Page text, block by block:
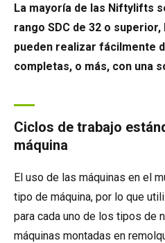
La mayoría de las Niftylifts
rango SDC de 32 o
pueden realizar fácilmente
completas, o más, con una
Ciclos de trabajo
máquina
El uso de las máquinas en el
tipo de máquina, por lo que
para cada uno de los tipos de
máquinas montadas en